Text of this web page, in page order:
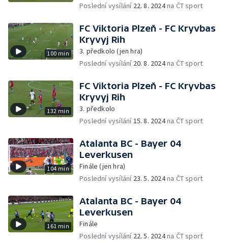
Poslední vysílání 22. 8. 2024na ČT sport
100 min
FC Viktoria Plzeň - FC Kryvbas
Kryvyj Rih
3. předkolo (jen hra)
Poslední vysílání 20. 8. 2024na ČT sport
132 min
FC Viktoria Plzeň - FC Kryvbas
Kryvyj Rih
3. předkolo
Poslední vysílání15. 8. 2024na ČT sport
104 min
Atalanta BC - Bayer 04
Leverkusen
Finále (jen hra)
Poslední vysílání 23. 5. 2024na ČT sport
161 min
Atalanta BC - Bayer 04
Leverkusen
Finále
Poslední vysílání 22. 5. 2024na ČT sport